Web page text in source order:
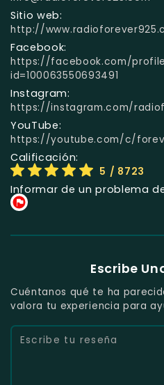
Sitio web:
http://
Facebook:
https://facebook.com/
id=100063550693491
Instagram:
https://instagram.com/
YouTube:
https://youtube.com/c/
Calificación:
5 / 8723
Informar de un problema
Escribe
Cuéntanos qué te ha
valora tu experiencia para